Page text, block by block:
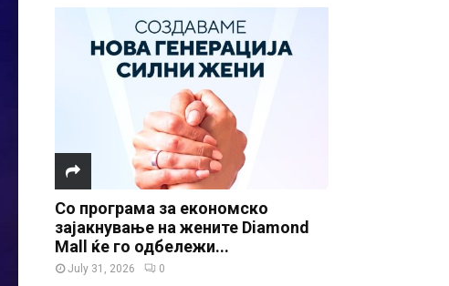
Со програма за економско
зајакнување на жените Diamond
Mall ќе го одбележи...
July 31, 2026 0